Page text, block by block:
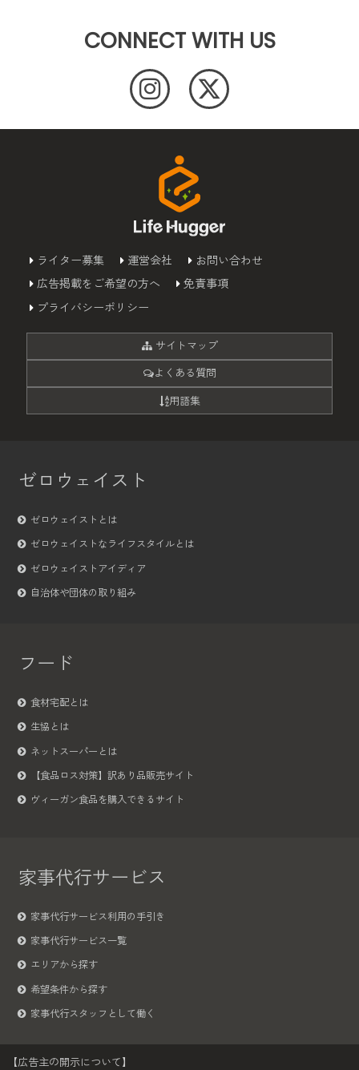
CONNECT WITH US
ライター募集 運営会社
お問い合わせ
広告掲載をご希望の方へ
免責事項
プライバシーポリシー
サイトマップ
よくある質問
用語集
ゼロウェイスト
ゼロウェイストとは
ゼロウェイストなライフスタイルとは
ゼロウェイストアイディア
自治体や団体の取り組み
フード
食材宅配とは
生協とは
ネットスーパーとは
【食品ロス対策】訳あり品販売サイト
ヴィーガン食品を購入できるサイト
家事代行サービス
家事代行サービス利用の手引き
家事代行サービス一覧
エリアから探す
希望条件から探す
家事代行スタッフとして働く
【広告主の開示について】